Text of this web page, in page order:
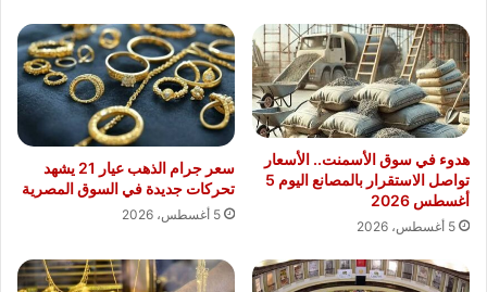
هدوء في سوق الأسمنت.. الأسعار
تواصل الاستقرار بالمصانع اليوم 5
أغسطس 2026
5 أغسطس، 2026
سعر جرام الذهب عيار 21 يشهد
تحركات جديدة في السوق المصرية
5 أغسطس، 2026